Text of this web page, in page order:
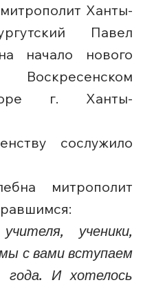
Ханты-
Павел
начало нового
г. Ханты-
сослужило
митрополит
ученики,
с вами вступаем
года. И хотелось